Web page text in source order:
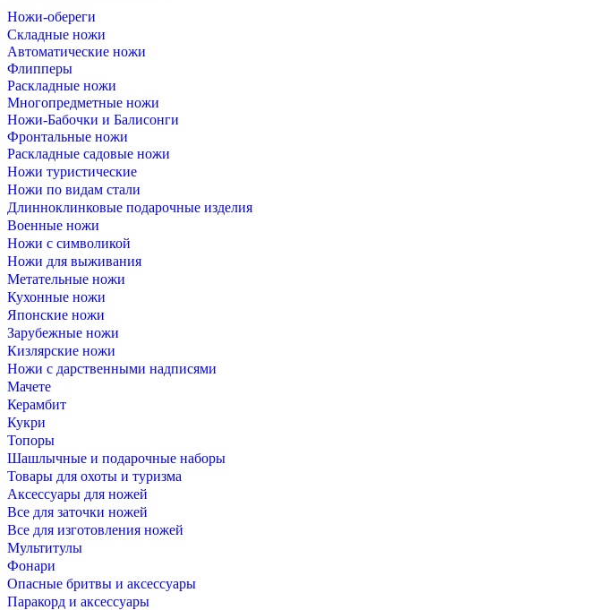
Ножи-обереги
Складные ножи
Автоматические ножи
Флипперы
Раскладные ножи
Многопредметные ножи
Ножи-Бабочки и Балисонги
Фронтальные ножи
Раскладные садовые ножи
Ножи туристические
Ножи по видам стали
Длинноклинковые подарочные изделия
Военные ножи
Ножи с символикой
Ножи для выживания
Метательные ножи
Кухонные ножи
Японские ножи
Зарубежные ножи
Кизлярские ножи
Ножи с дарственными надписями
Мачете
Керамбит
Кукри
Топоры
Шашлычные и подарочные наборы
Товары для охоты и туризма
Аксессуары для ножей
Все для заточки ножей
Все для изготовления ножей
Мультитулы
Фонари
Опасные бритвы и аксессуары
Паракорд и аксессуары